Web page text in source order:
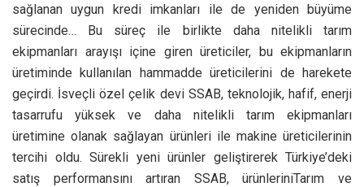
sağlanan uygun kredi imkanları ile de yeniden büyüme
sürecinde… Bu süreç ile birlikte daha nitelikli tarım
ekipmanları arayışı içine giren üreticiler, bu ekipmanların
üretiminde kullanılan hammadde üreticilerini de harekete
geçirdi. İsveçli özel çelik devi SSAB, teknolojik, hafif, enerji
tasarrufu yüksek ve daha nitelikli tarım ekipmanları
üretimine olanak sağlayan ürünleri ile makine üreticilerinin
tercihi oldu. Sürekli yeni ürünler geliştirerek Türkiye’deki
satış performansını artıran SSAB, ürünleriniTarım ve